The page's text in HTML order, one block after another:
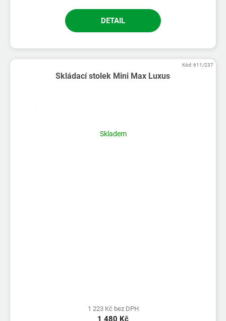
DETAIL
Skládací stolek Mini Max Luxus
Skladem
1 223 Kč bez DPH
Kód:611/237